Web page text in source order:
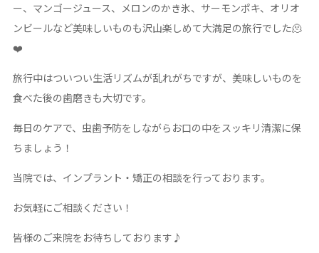
ー、マンゴージュース、メロンのかき氷、サーモンポキ、オリオ
ンビールなど美味しいものも沢山楽しめて大満足の旅行でした🫠
❤️
旅行中はついつい生活リズムが乱れがちですが、美味しいものを
食べた後の歯磨きも大切です。
毎日のケアで、虫歯予防をしながらお口の中をスッキリ清潔に保
ちましょう！
当院では、インプラント・矯正の相談を行っております。
お気軽にご相談ください！
皆様のご来院をお待ちしております♪